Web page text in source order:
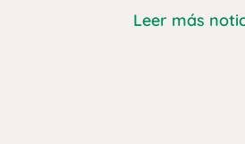
Leer más